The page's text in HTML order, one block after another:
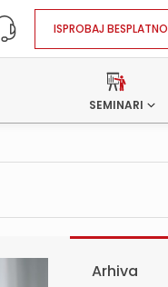
ISPROBAJ BESPLATNO
SEMINARI
Arhiva